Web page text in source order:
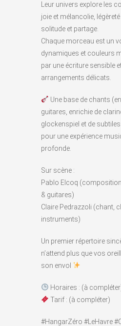
Leur univers explore les
joie et mélancolie, légèreté
solitude et partage.
Chaque morceau est un
dynamiques et couleurs
par une écriture sensible
arrangements délicats.
Une base de chants
guitares, enrichie de
glockenspiel et de
pour une expérience
profonde.
Sur scène :
Pablo Elcoq
& guitares)
Claire Pedrazzoli (chant,
instruments)
Un premier répertoire
n’attend plus que vos
son envol
Horaires : (à
Tarif : (à compléter)
#HangarZéro #LeHavre